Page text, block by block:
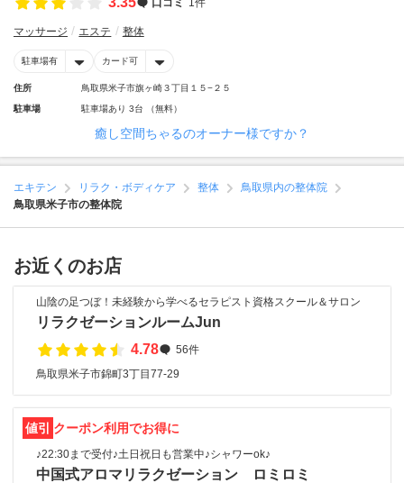
マッサージ エステ 整体
駐車場有 カード可
住所 鳥取県米子市旗ヶ崎３丁目１５−２５
駐車場 駐車場あり 3台 （無料）
癒し空間ちゃるのオーナー様ですか？
エキテン リラク・ボディケア 整体
鳥取県内の整体院
鳥取県米子市の整体院
お近くのお店
山陰の足つぼ！未経験から学べるセラピスト資格スクール＆サロン
リラクゼーションルームJun
4.78
56件
鳥取県米子市錦町3丁目77-29
値引 クーポン利用でお得に
♪22:30まで受付♪土日祝日も営業中♪シャワーok♪
中国式アロマリラクゼーション ロミロミ